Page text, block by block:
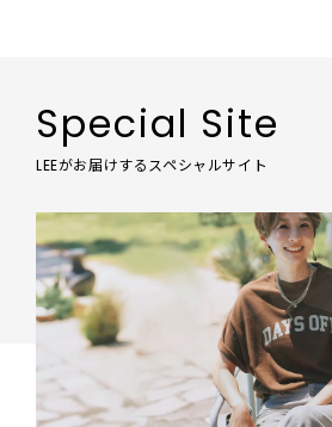
Special Site
LEEがお届けするスペシャルサイト